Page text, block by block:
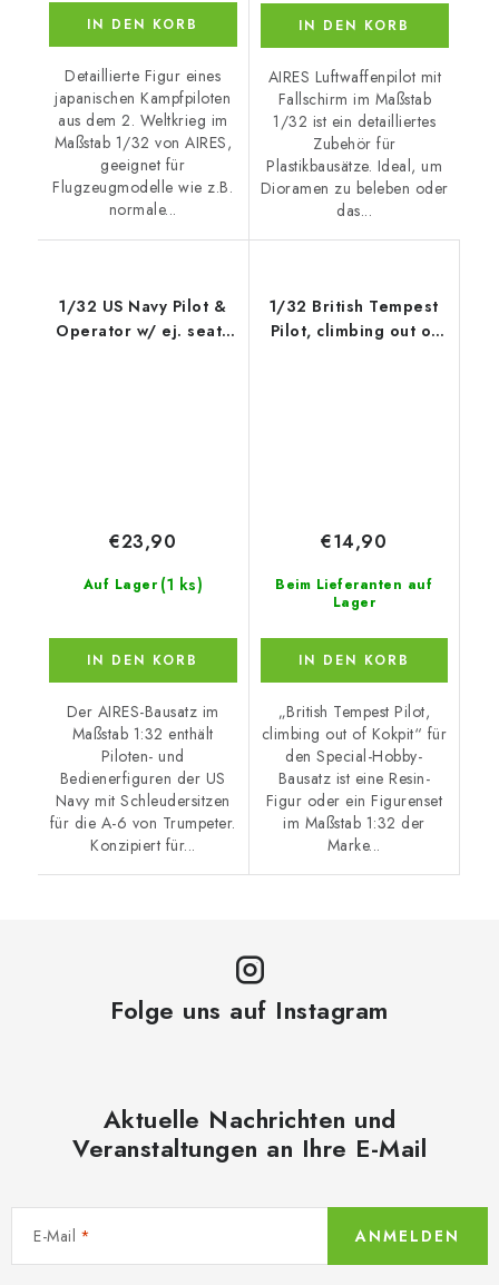
IN DEN KORB
Detaillierte Figur eines
japanischen Kampfpiloten
aus dem 2. Weltkrieg im
Maßstab 1/32 von AIRES,
geeignet für
Flugzeugmodelle wie z.B.
normale...
IN DEN KORB
AIRES Luftwaffenpilot mit
Fallschirm im Maßstab
1/32 ist ein detailliertes
Zubehör für
Plastikbausätze. Ideal, um
Dioramen zu beleben oder
das...
1/32 US Navy Pilot &
Operator w/ ej. seats
Auf Lager (1 ks)
€23,90
IN DEN KORB
Der AIRES-Bausatz im
Maßstab 1:32 enthält
Piloten- und
Bedienerfiguren der US
Navy mit Schleudersitzen
für die A-6 von Trumpeter.
Konzipiert für...
1/32 British Tempest
Pilot, climbing out of
Beim Lieferanten auf
Lager
€14,90
IN DEN KORB
„British Tempest Pilot,
climbing out of Kokpit“ für
den Special-Hobby-
Bausatz ist eine Resin-
Figur oder ein Figurenset
im Maßstab 1:32 der
Marke...
Folge uns auf Instagram
Aktuelle Nachrichten und
Veranstaltungen an Ihre E-Mail
E-Mail ANMELDEN